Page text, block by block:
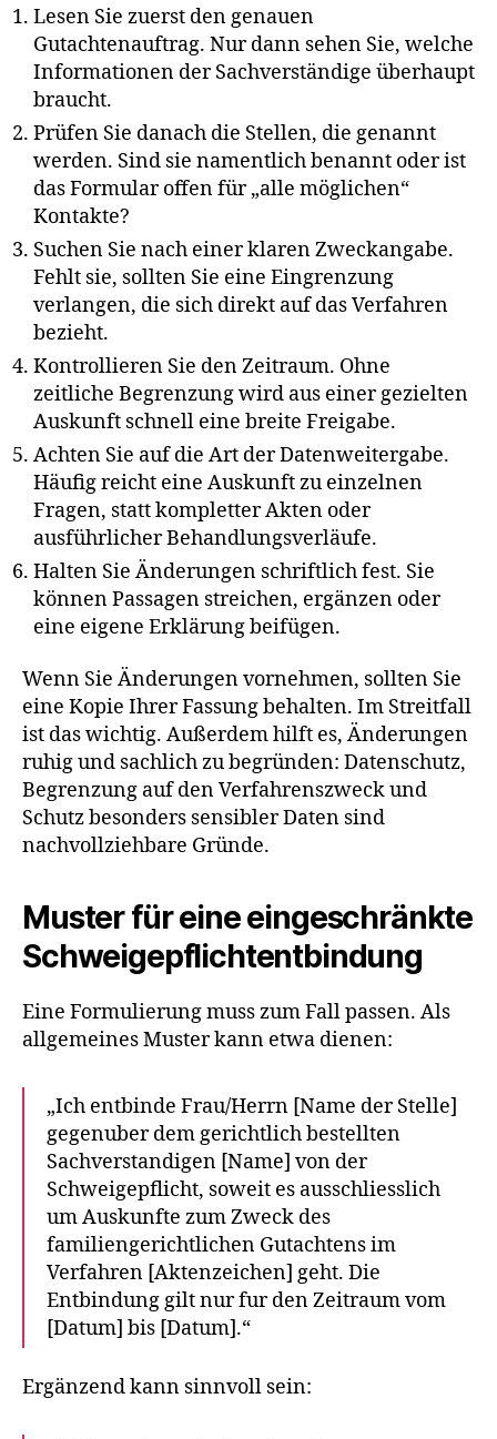
Lesen Sie zuerst den genauen
Gutachtenauftrag. Nur dann sehen Sie, welche
Informationen der Sachverständige überhaupt
braucht.
Prüfen Sie danach die Stellen, die genannt
werden. Sind sie namentlich benannt oder ist
das Formular offen für „alle möglichen“
Kontakte?
Suchen Sie nach einer klaren Zweckangabe.
Fehlt sie, sollten Sie eine Eingrenzung
verlangen, die sich direkt auf das Verfahren
bezieht.
Kontrollieren Sie den Zeitraum. Ohne
zeitliche Begrenzung wird aus einer gezielten
Auskunft schnell eine breite Freigabe.
Achten Sie auf die Art der Datenweitergabe.
Häufig reicht eine Auskunft zu einzelnen
Fragen, statt kompletter Akten oder
ausführlicher Behandlungsverläufe.
Halten Sie Änderungen schriftlich fest. Sie
können Passagen streichen, ergänzen oder
eine eigene Erklärung beifügen.
Wenn Sie Änderungen vornehmen, sollten Sie
eine Kopie Ihrer Fassung behalten. Im Streitfall
ist das wichtig. Außerdem hilft es, Änderungen
ruhig und sachlich zu begründen: Datenschutz,
Begrenzung auf den Verfahrenszweck und
Schutz besonders sensibler Daten sind
nachvollziehbare Gründe.
Muster für eine eingeschränkte
Schweigepflichtentbindung
Eine Formulierung muss zum Fall passen. Als
allgemeines Muster kann etwa dienen:
„Ich entbinde Frau/Herrn [Name der Stelle]
gegenuber dem gerichtlich bestellten
Sachverstandigen [Name] von der
Schweigepflicht, soweit es ausschliesslich
um Auskunfte zum Zweck des
familiengerichtlichen Gutachtens im
Verfahren [Aktenzeichen] geht. Die
Entbindung gilt nur fur den Zeitraum vom
[Datum] bis [Datum].“
Ergänzend kann sinnvoll sein: